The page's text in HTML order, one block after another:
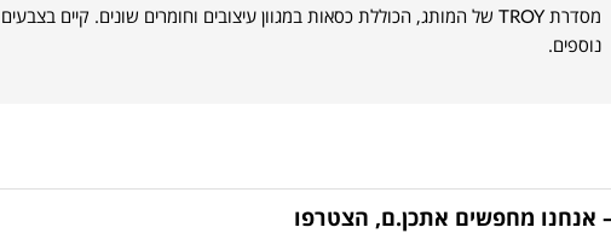
מסדרת TROY של המותג, הכוללת כסאות במגוון עיצובים וחומרים שונים. קיים בצבעים
נוספים.
– אנחנו מחפשים אתכן.ם, הצטרפו